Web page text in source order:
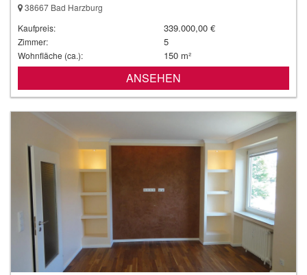
38667 Bad Harzburg
Kaufpreis:
339.000,00 €
Zimmer: 5
Wohnfläche (ca.): 150 m²
ANSEHEN